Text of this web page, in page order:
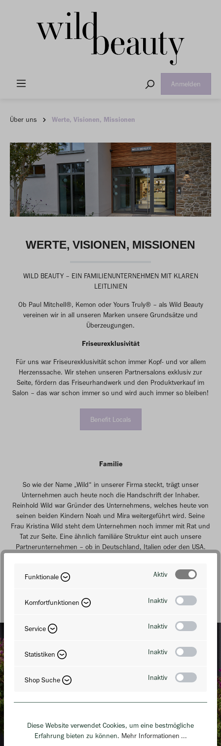
Anmelden
Über uns Werte, Visionen, Missionen
WERTE, VISIONEN, MISSIONEN
WILD BEAUTY – EIN FAMILIENUNTERNEHMEN MIT KLAREN
LEITLINIEN
Ob Paul Mitchell®, Kemon oder Yours Truly® – als Wild Beauty
vereinen wir in all unseren Marken unsere Grundsätze und
Überzeugungen.
Friseurexklusivität
Für uns war Friseurexklusivität schon immer Kopf- und vor allem
Herzenssache. Wir stehen unseren Partnersalons exklusiv zur
Seite, fördern das Friseurhandwerk und den Produktverkauf im
Salon – das war schon immer so und wird auch immer so bleiben!
Benefit Locals
Familie
So wie der Name „Wild“ in unserer Firma steckt, trägt unser
Unternehmen auch heute noch die Handschrift der Inhaber.
Reinhold Wild war Gründer des Unternehmens, welches heute von
seinen beiden Kindern Noah und Mira weitergeführt wird. Seine
Frau Kristina Wild steht dem Unternehmen noch immer mit Rat und
Tat zur Seite. Eine ähnlich familiäre Struktur eint auch unsere
Partnerunternehmen – ob in Deutschland, Italien oder den USA.
Funktionale Aktiv
Komfortfunktionen Inaktiv
Service Inaktiv
Statistiken Inaktiv
Shop Suche Inaktiv
Diese Website verwendet Cookies, um eine bestmögliche
Erfahrung bieten zu können. Mehr Informationen ...